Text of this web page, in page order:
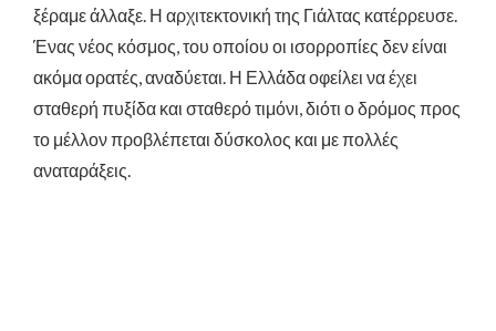
ξέραμε άλλαξε. Η αρχιτεκτονική της Γιάλτας κατέρρευσε.
Ένας νέος κόσμος, του οποίου οι ισορροπίες δεν είναι
ακόμα ορατές, αναδύεται. Η Ελλάδα οφείλει να έχει
σταθερή πυξίδα και σταθερό τιμόνι, διότι ο δρόμος προς
το μέλλον προβλέπεται δύσκολος και με πολλές
αναταράξεις.